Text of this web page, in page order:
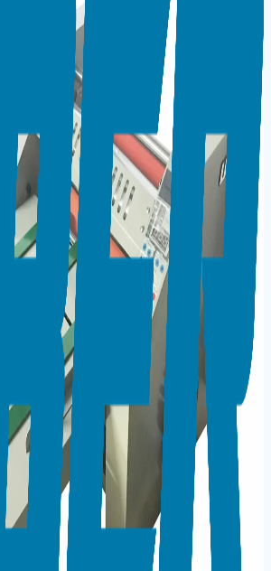
LAMİNASYON
Rulo Laminasyon ve Selefon
Makineleri
opsiyonu Tek yüz ve çift yüz
Perfore bıçağı Çelik merdaneler
besleme 10m/dk hız 5.8mm
yapma özelliği Selefon yapma
Levha sıkışmalarında pratik
resmi yetkili servis garantisi
Lami̇nasyon Ve Selefon Maki̇nesi̇
490
Ürünler